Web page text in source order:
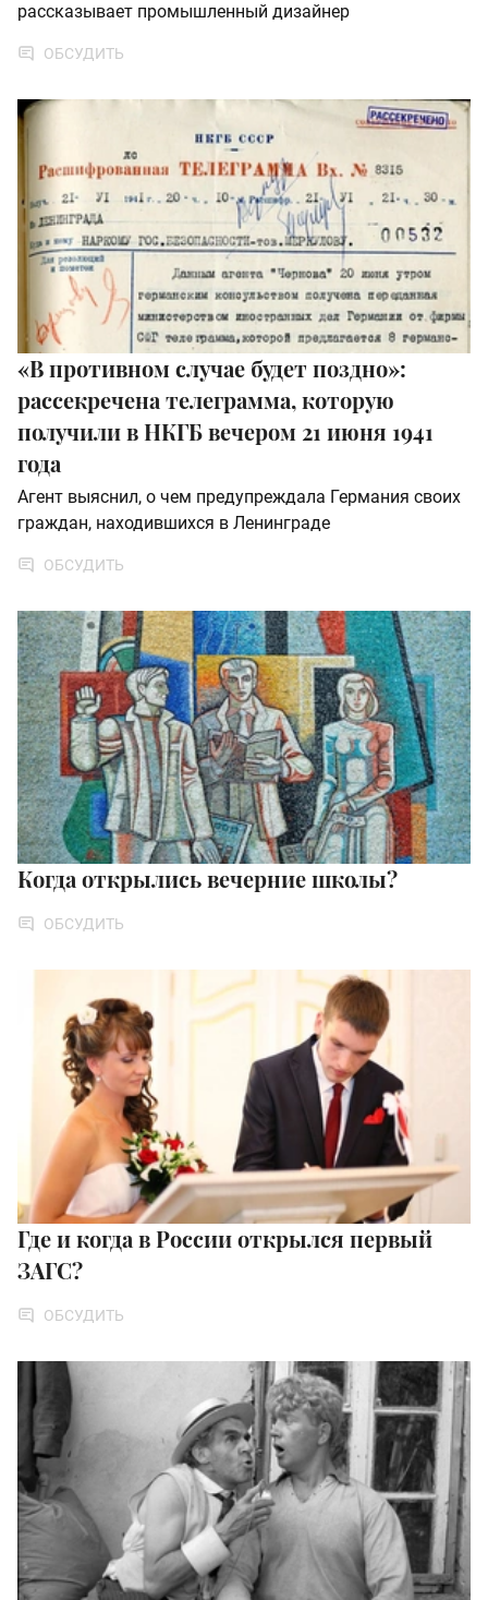
рассказывает промышленный дизайнер
ОБСУДИТЬ
«В противном случае будет поздно»:
рассекречена телеграмма, которую
получили в НКГБ вечером 21 июня 1941
года
Агент выяснил, о чем предупреждала Германия своих
граждан, находившихся в Ленинграде
ОБСУДИТЬ
Когда открылись вечерние школы?
ОБСУДИТЬ
Где и когда в России открылся первый
ЗАГС?
ОБСУДИТЬ